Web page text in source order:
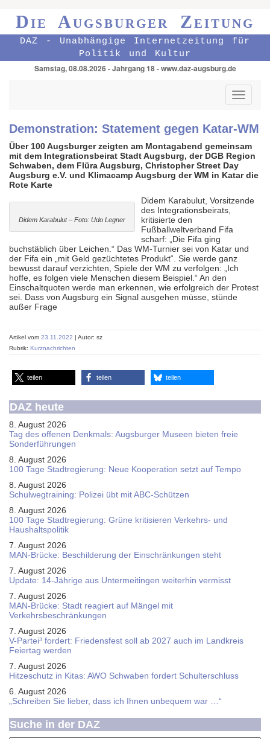
Die Augsburger Zeitung
DAZ - Unabhängige Internetzeitung für
Politik und Kultur
Samstag, 08.08.2026 - Jahrgang 18 - www.daz-augsburg.de
Toggle
Demonstration: Statement gegen Katar-WM
Über 100 Augsburger zeigten am Montagabend gemeinsam
mit dem Integrationsbeirat Stadt Augsburg, der DGB Region
Schwaben, dem Flüra Augsburg, Christopher Street Day
Augsburg e.V. und Klimacamp Augsburg der WM in Katar die
Rote Karte
Didem Karabulut – Foto: Udo Legner
Didem Karabulut, Vorsitzende
des Integrationsbeirats,
kritisierte den
Fußballweltverband Fifa
scharf: „Die Fifa ging
buchstäblich über Leichen.“ Das WM-Turnier sei von Katar und
der Fifa ein „mit Geld gezüchtetes Produkt“. Sie werde ganz
bewusst darauf verzichten, Spiele der WM zu verfolgen: „Ich
hoffe, es folgen viele Menschen diesem Beispiel.“ An den
Einschaltquoten werde man erkennen, wie erfolgreich der Protest
sei. Dass von Augsburg ein Signal ausgehen müsse, stünde
außer Frage
Artikel vom 23.11.2022 | Autor: sz
Rubrik: Kurznachrichten
teilen teilen teilen
DAZ heute
8. August 2026
Tag des offenen Denkmals: Augsburger Museen bieten freie
Sonderführungen
8. August 2026
100 Tage Stadtregierung: Neue Kooperation setzt auf Tempo
8. August 2026
Schul­weg­trai­ning: Poli­zei übt mit ABC-Schüt­zen
8. August 2026
100 Tage Stadtregierung: Grüne kritisieren Verkehrs- und
Haushaltspolitik
7. August 2026
MAN-Brücke: Beschilderung der Einschränkungen steht
7. August 2026
Update: 14-Jährige aus Untermeitingen weiterhin vermisst
7. August 2026
MAN-Brücke: Stadt reagiert auf Mängel mit
Verkehrsbeschränkungen
7. August 2026
V-Partei­³ fordert: Friedens­fest soll ab 2027 auch im Land­kreis
Feier­tag werden
7. August 2026
Hitzeschutz in Kitas: AWO Schwaben fordert Schulterschluss
6. August 2026
„Schreiben Sie lieber, dass ich Ihnen unbequem war …“
Suche in der DAZ